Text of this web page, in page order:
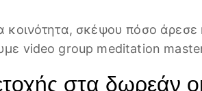
κοινότητα, σκέψου πόσο
video group meditation